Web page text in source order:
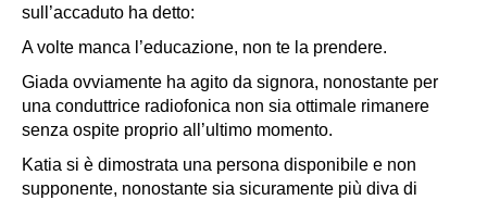
sull’accaduto ha detto:
A volte manca l’educazione, non te la prendere.
Giada ovviamente ha agito da signora, nonostante per
una conduttrice radiofonica non sia ottimale rimanere
senza ospite proprio all’ultimo momento.
Katia si è dimostrata una persona disponibile e non
supponente, nonostante sia sicuramente più diva di